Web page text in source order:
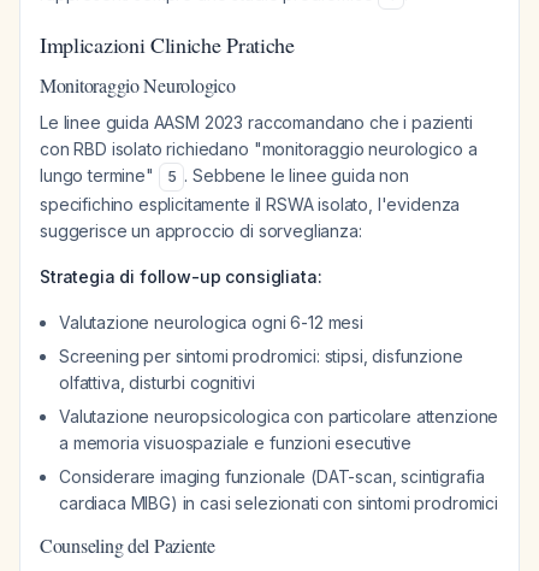
Implicazioni Cliniche Pratiche
Monitoraggio Neurologico
Le linee guida AASM 2023 raccomandano che i pazienti
con RBD isolato richiedano "monitoraggio neurologico a
lungo termine"
5 . Sebbene le linee guida non
specifichino esplicitamente il RSWA isolato, l'evidenza
suggerisce un approccio di sorveglianza:
Strategia di follow-up consigliata:
Valutazione neurologica ogni 6-12 mesi
Screening per sintomi prodromici: stipsi, disfunzione
olfattiva, disturbi cognitivi
Valutazione neuropsicologica con particolare attenzione
a memoria visuospaziale e funzioni esecutive
Considerare imaging funzionale (DAT-scan, scintigrafia
cardiaca MIBG) in casi selezionati con sintomi prodromici
Counseling del Paziente